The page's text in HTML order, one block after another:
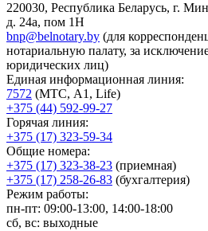
220030, Республика Беларусь, г.
д. 24а, пом 1Н
bnp@belnotary.by (для
нотариальную палату, за
юридических лиц)
Единая информационная линия:
7572 (МТС, A1, Life)
+375 (44) 592-99-27
Горячая линия:
+375 (17) 323-59-34
Общие номера:
+375 (17) 323-38-23 (приемная)
+375 (17) 258-26-83 (бухгалтерия)
Режим работы:
пн-пт: 09:00-13:00, 14:00-18:00
сб, вс: выходные